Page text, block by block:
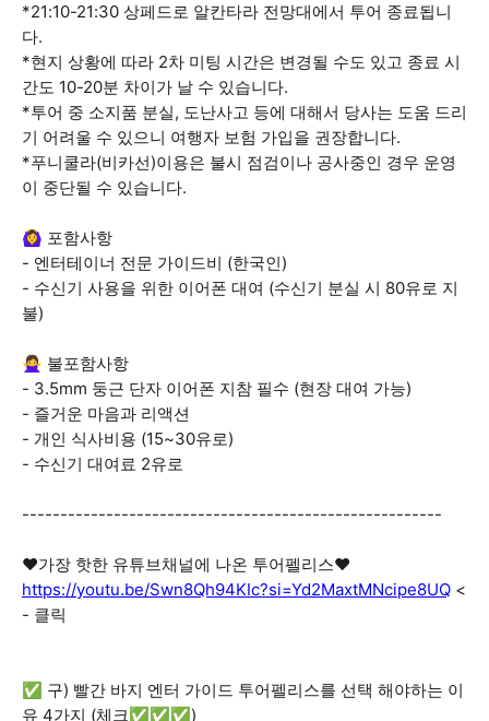
*21:10-21:30 상페드로 알칸타라 전망대에서 투어 종료됩니
다.
*현지 상황에 따라 2차 미팅 시간은 변경될 수도 있고 종료 시
간도 10-20분 차이가 날 수 있습니다.
*투어 중 소지품 분실, 도난사고 등에 대해서 당사는 도움 드리
기 어려울 수 있으니 여행자 보험 가입을 권장합니다.
*푸니쿨라(비카선)이용은 불시 점검이나 공사중인 경우 운영
이 중단될 수 있습니다.
🙆‍♀️ 포함사항
- 엔터테이너 전문 가이드비 (한국인)
- 수신기 사용을 위한 이어폰 대여 (수신기 분실 시 80유로 지
불)
🙅‍♀️ 불포함사항
- 3.5mm 둥근 단자 이어폰 지참 필수 (현장 대여 가능)
- 즐거운 마음과 리액션
- 개인 식사비용 (15~30유로)
- 수신기 대여료 2유로
-------------------------------------------------------
❤️가장 핫한 유튜브채널에 나온 투어펠리스❤️
https://youtu.be/Swn8Qh94KIc?si=Yd2MaxtMNcipe8UQ <
- 클릭
✅ 구) 빨간 바지 엔터 가이드 투어펠리스를 선택 해야하는 이
유 4가지 (체크✅✅✅)